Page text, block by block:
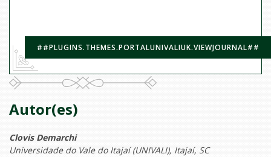
##PLUGINS.THEMES.PORTALUNIVALIUK.VIEWJOURNAL##
Autor(es)
Clovis Demarchi
Universidade do Vale do Itajaí (UNIVALI), Itajaí, SC